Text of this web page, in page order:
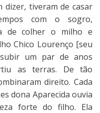
dizer, tiveram de casar
com o sogro,
de colher o milho e
Chico Lourenço [seu
um par de anos
as terras. De tão
direito. Cada
dona Aparecida ouvia
forte do filho. Ela